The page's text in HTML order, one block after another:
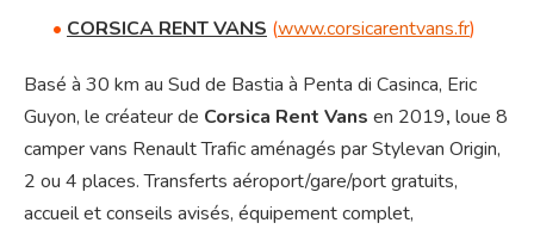
• CORSICA RENT VANS (www.corsicarentvans.fr)
Basé à 30 km au Sud de Bastia à Penta di Casinca, Eric
Guyon, le créateur de Corsica Rent Vans en 2019, loue 8
camper vans Renault Trafic aménagés par Stylevan Origin,
2 ou 4 places. Transferts aéroport/gare/port gratuits,
accueil et conseils avisés, équipement complet,